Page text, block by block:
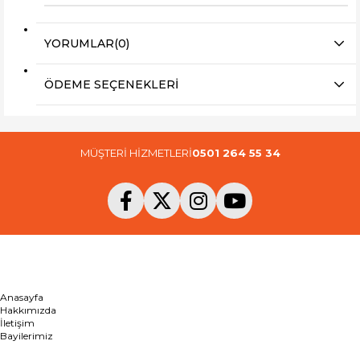
YORUMLAR(0)
ÖDEME SEÇENEKLERI
MÜŞTERİ HİZMETLERİ0501 264 55 34
Anasayfa
Hakkımızda
İletişim
Bayilerimiz